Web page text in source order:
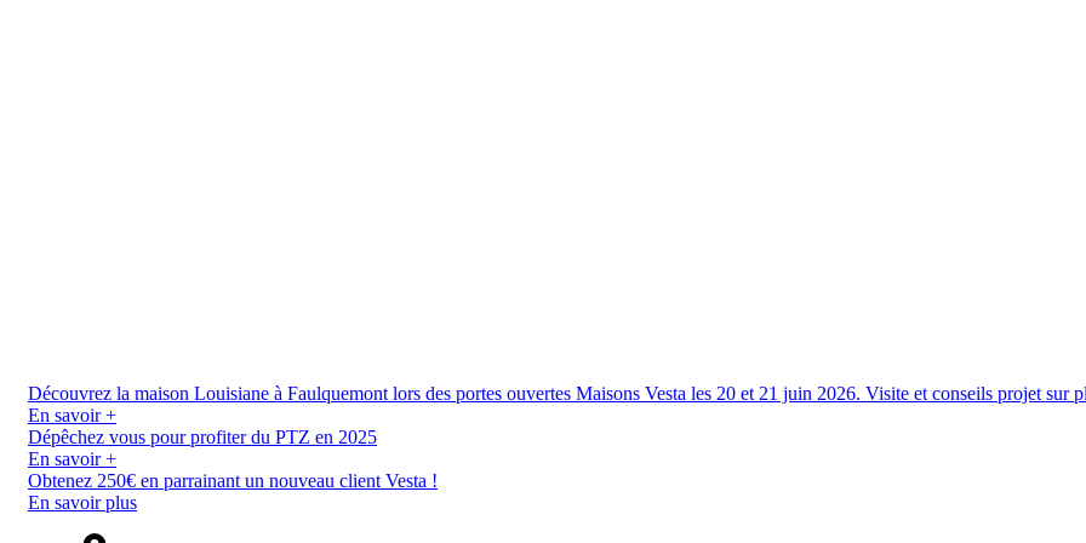
Découvrez la maison Louisiane à Faulquemont lors des portes ouvertes Maisons Vesta les 20 et 21 juin 2026. Visite et conseils projet sur
En savoir +
Dépêchez vous pour profiter du PTZ en 2025
En savoir +
Obtenez 250€ en parrainant un nouveau client Vesta !
En savoir plus